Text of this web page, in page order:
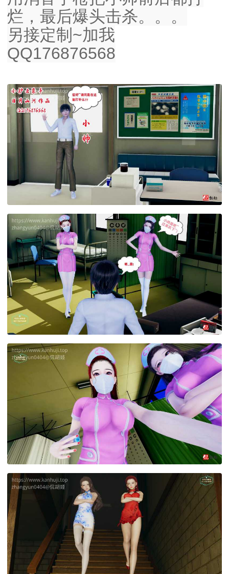
烂，最后爆头击杀。。。
另接定制~加我
QQ176876568